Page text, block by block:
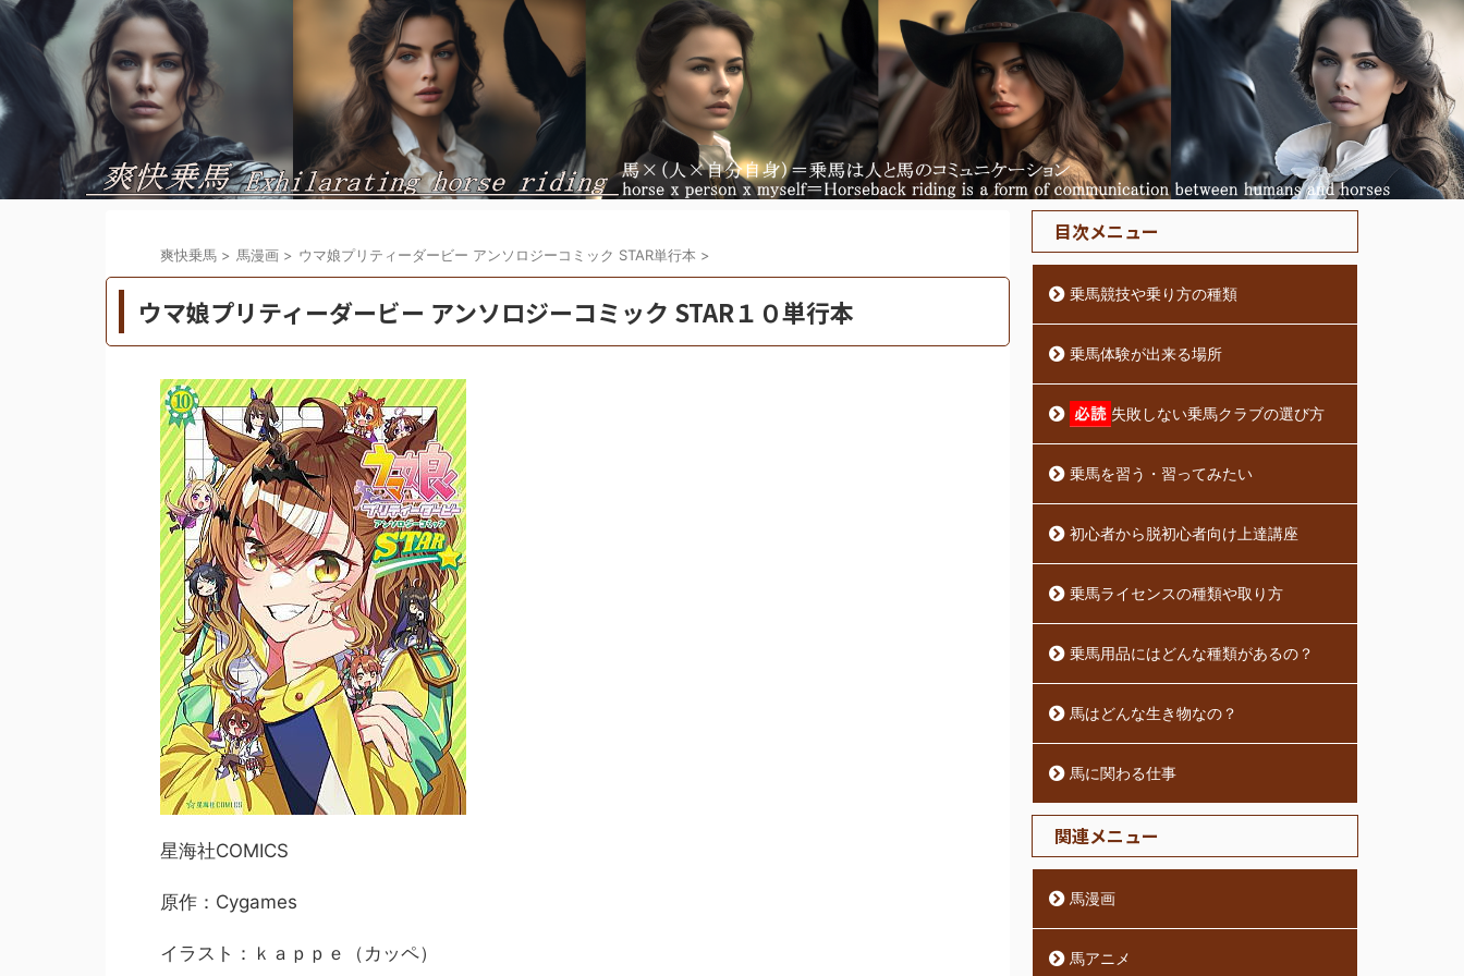
爽快乗馬 > 馬漫画 > ウマ娘プリティーダービー アンソロジーコミック STAR単行本 >
ウマ娘プリティーダービー アンソロジーコミック STAR１０単行本
星海社COMICS
原作：Cygames
イラスト：ｋａｐｐｅ（カッペ）
目次メニュー
乗馬競技や乗り方の種類
乗馬体験が出来る場所
失敗しない乗馬クラブの選び方
乗馬を習う・習ってみたい
初心者から脱初心者向け上達講座
乗馬ライセンスの種類や取り方
乗馬用品にはどんな種類があるの？
馬はどんな生き物なの？
馬に関わる仕事
関連メニュー
馬漫画
馬アニメ